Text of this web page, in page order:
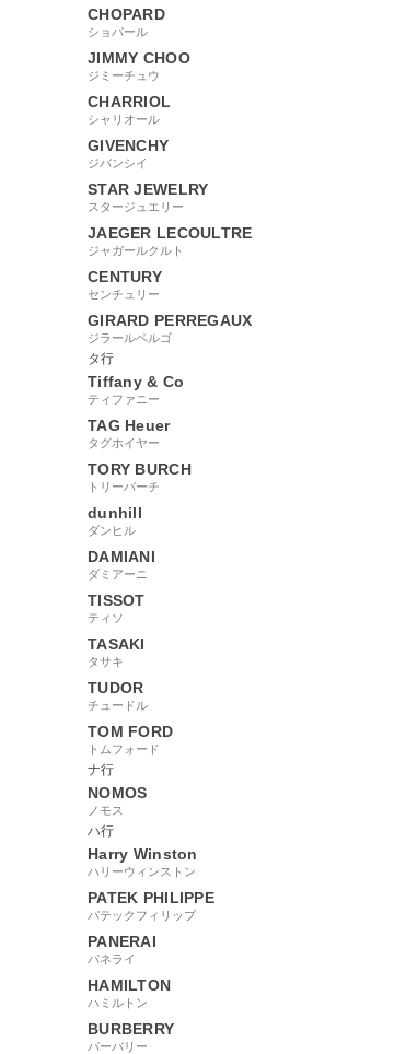
CHOPARD
ショパール
JIMMY CHOO
ジミーチュウ
CHARRIOL
シャリオール
GIVENCHY
ジバンシイ
STAR JEWELRY
スタージュエリー
JAEGER LECOULTRE
ジャガールクルト
CENTURY
センチュリー
GIRARD PERREGAUX
ジラールペルゴ
タ行
Tiffany & Co
ティファニー
TAG Heuer
タグホイヤー
TORY BURCH
トリーバーチ
dunhill
ダンヒル
DAMIANI
ダミアーニ
TISSOT
ティソ
TASAKI
タサキ
TUDOR
チュードル
TOM FORD
トムフォード
ナ行
NOMOS
ノモス
ハ行
Harry Winston
ハリーウィンストン
PATEK PHILIPPE
パテックフィリップ
PANERAI
パネライ
HAMILTON
ハミルトン
BURBERRY
バーバリー